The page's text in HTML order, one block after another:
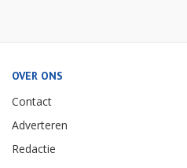
OVER ONS
Contact
Adverteren
Redactie